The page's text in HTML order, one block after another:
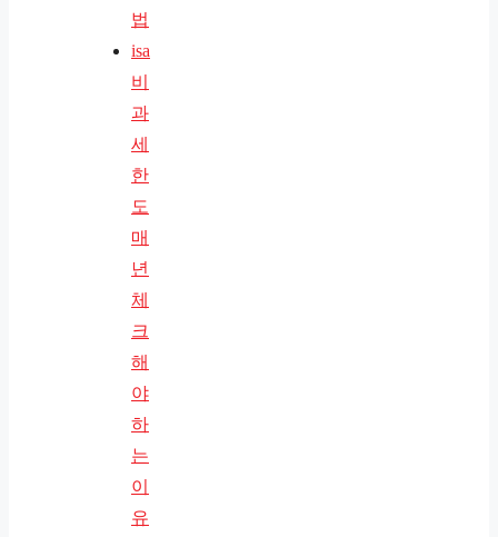
법
isa
비
과
세
한
도
매
년
체
크
해
야
하
는
이
유